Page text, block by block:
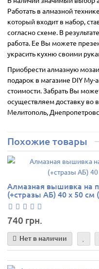
Работать в алмазной
который входит в набор,
согласно схеме. В
работа. Ее Вы можете
украсить кухню своими
Приобрести алмазную
подарок в магазине DIY
стоимости. Забрать Вы
осуществляем доставку во
Мелитополь,
Похожие товары
Алмазная вышивка на
(+стразы АБ) 40 х 50 см
740 грн.
Нет в наличии